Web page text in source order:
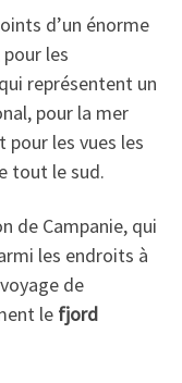
d’un énorme
les
représentent un
pour la mer
les vues les
tout le sud.
de Campanie, qui
les endroits à
de
le fjord